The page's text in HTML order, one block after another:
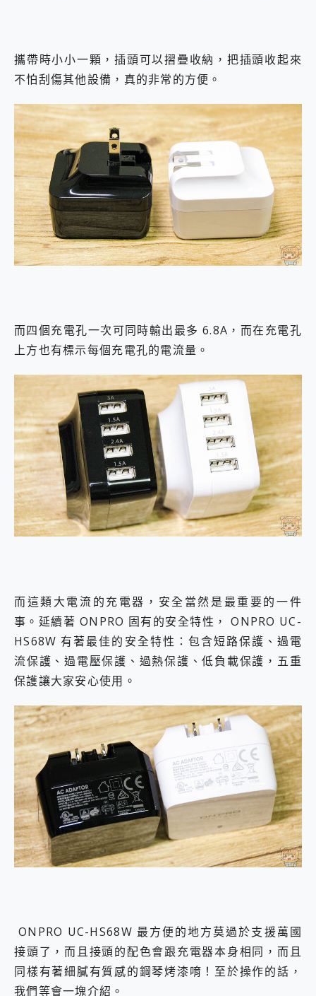
攜帶時小小一顆，插頭可以摺疊收納，把插頭收起來
不怕刮傷其他設備，真的非常的方便。
而四個充電孔一次可同時輸出最多 6.8A，而在充電孔
上方也有標示每個充電孔的電流量。
而這類大電流的充電器，安全當然是最重要的一件
事。延續著 ONPRO 固有的安全特性， ONPRO UC-
HS68W 有著最佳的安全特性：包含短路保護、過電
流保護、過電壓保護、過熱保護、低負載保護，五重
保護讓大家安心使用。
ONPRO UC-HS68W 最方便的地方莫過於支援萬國
接頭了，而且接頭的配色會跟充電器本身相同，而且
同樣有著細膩有質感的鋼琴烤漆唷！至於操作的話，
我們等會一塊介紹。